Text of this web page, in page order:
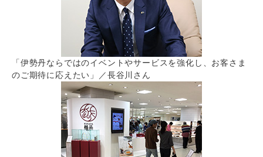
「伊勢丹ならではのイベントやサービスを強化し、お客さま
のご期待に応えたい」／長谷川さん